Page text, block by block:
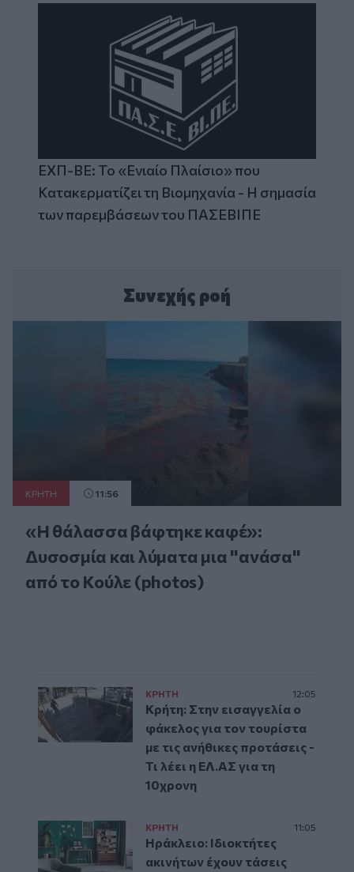
ΕΧΠ-ΒΕ: Το «Ενιαίο Πλαίσιο» που
Κατακερματίζει τη Βιομηχανία - Η σημασία
των παρεμβάσεων του ΠΑΣΕΒΙΠΕ
Συνεχής ροή
ΚΡΗΤΗ 11:56
«Η θάλασσα βάφτηκε καφέ»:
Δυσοσμία και λύματα μια "ανάσα"
από το Κούλε (photos)
ΚΡΗΤΗ 12:05
Κρήτη: Στην εισαγγελία ο
φάκελος για τον τουρίστα
με τις ανήθικες προτάσεις -
Τι λέει η ΕΛ.ΑΣ για τη
10χρονη
ΚΡΗΤΗ 11:05
Ηράκλειο: Ιδιοκτήτες
ακινήτων έχουν τάσεις